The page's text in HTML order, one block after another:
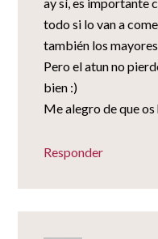
todo si lo van a
también los
Pero el atun no
bien :)
Me alegro de que
Responder